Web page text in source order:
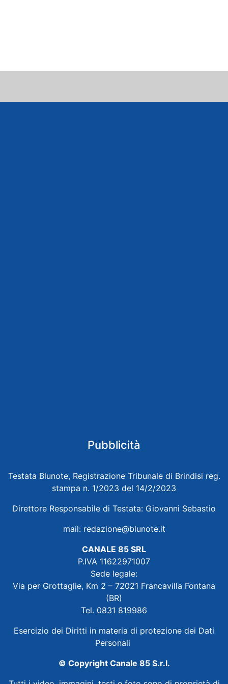
Pubblicità
Testata Blunote, Registrazione Tribunale di Brindisi reg.
stampa n. 1/2023 del 14/2/2023
Direttore Responsabile di Testata: Giovanni Sebastio
mail: redazione@blunote.it
CANALE 85 SRL
P.IVA 11622971007
Sede legale:
Via per Grottaglie, Km 2 – 72021 Francavilla Fontana
(BR)
Tel. 0831 819986
Esercizio dei Diritti in materia di protezione dei Dati
Personali
© Copyright Canale 85 S.r.l.